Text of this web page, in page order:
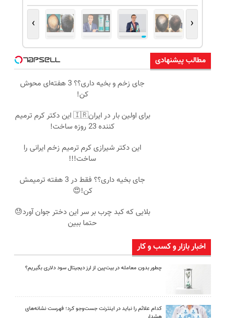
‹
›
مطالب پیشنهادی
جای زخم و بخیه داری؟؟ 3 هفته‌ای محوش
کن!
برای اولین بار در ایران🇮🇷 این دکتر کرم ترمیم
کننده 23 روزه ساخت!
این دکتر شیرازی کرم ترمیم زخم ایرانی را
ساخت!!!
جای بخیه داری؟؟ فقط در 3 هفته ترمیمش
کن!😍
بلایی که کبد چرب بر سر این دختر جوان آورد😓
حتما ببین
اخبار بازار و کسب و کار
چطور بدون معامله در بیت‌پین از ارز دیجیتال سود دلاری بگیریم؟
کدام علائم را نباید در اینترنت جست‌وجو کرد؛ فهرست نشانه‌های